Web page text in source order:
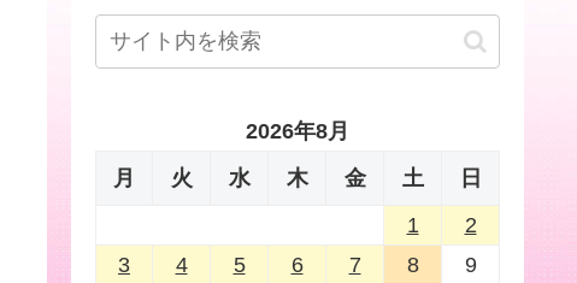
2026年8月
月
火 水 木 金 土
日
1
2
3
4 5 6 7 8
9